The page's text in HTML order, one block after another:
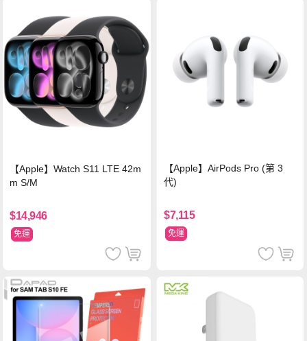
【Apple】Watch S11 LTE 42m
m S/M
$14,946
免運
【Apple】AirPods Pro (第 3
代)
$7,115
免運